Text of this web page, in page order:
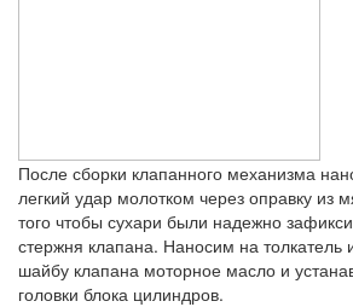
После сборки клапанного механизма
легкий удар молотком через оправку из
того чтобы сухари были надежно
стержня клапана. Наносим на толкатель
шайбу клапана моторное масло и
головки блока цилиндров.